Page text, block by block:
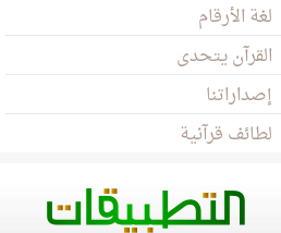
لغة الأرقام
القرآن يتحدى
إصداراتنا
لطائف قرآنية